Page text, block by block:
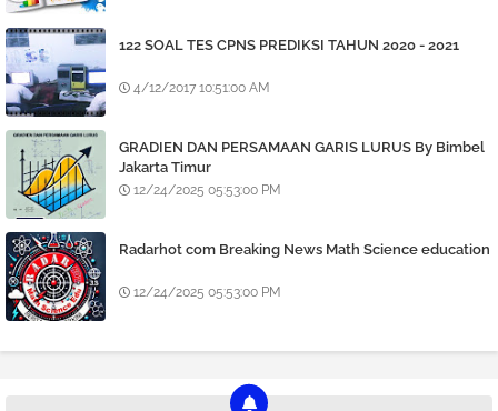
122 SOAL TES CPNS PREDIKSI TAHUN 2020 - 2021
4/12/2017 10:51:00 AM
GRADIEN DAN PERSAMAAN GARIS LURUS By Bimbel
Jakarta Timur
12/24/2025 05:53:00 PM
Radarhot com Breaking News Math Science education
12/24/2025 05:53:00 PM